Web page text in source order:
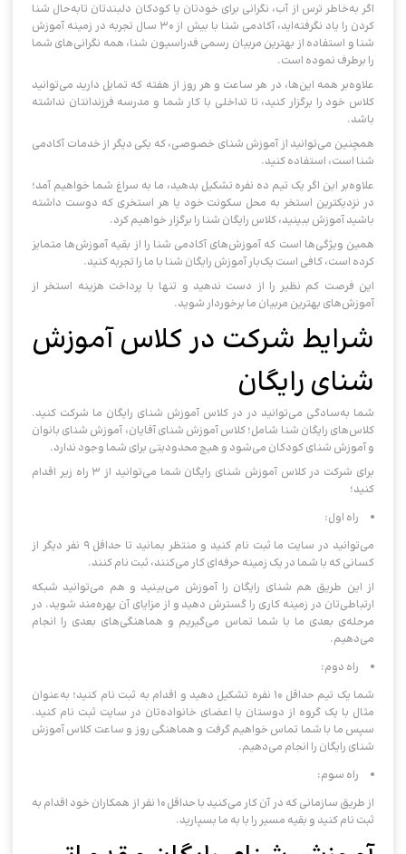
اگر به‌خاطر ترس از آب، نگرانی برای خودتان یا کودکان دلبندتان تا‌به‌حال شنا
کردن را یاد نگرفته‌اید، آکادمی شنا با بیش از ۳۰ سال تجربه در زمینه آموزش
شنا و استفاده از بهترین مربیان رسمی فدراسیون شنا، همه نگرانی‌های شما
را برطرف نموده است.
علاوه‌بر همه این‌ها، در هر ساعت و هر روز از هفته که تمایل دارید می‌توانید
کلاس خود را برگزار کنید، تا تداخلی با کار شما و مدرسه فرزندانتان نداشته
باشد.
همچنین می‌توانید از آموزش شنای خصوصی، که یکی دیگر از خدمات آکادمی
شنا است، استفاده کنید.
علاوه‌بر این اگر یک تیم ده نفره تشکیل بدهید، ما به سراغ شما خواهیم آمد؛
در نزدیکترین استخر به محل سکونت خود یا هر استخری که دوست داشته
باشید آموزش ببینید، کلاس رایگان شنا را برگزار خواهیم کرد.
همین ویژگی‌ها است که آموزش‌های آکادمی شنا را از بقیه آموزش‌ها متمایز
کرده است، کافی است یک‌بار آموزش رایگان شنا با ما را تجربه کنید.
این فرصت کم نظیر را از دست ندهید و تنها با پرداخت هزینه استخر از
آموزش‌های بهترین مربیان ما برخوردار شوید.
شرایط شرکت در کلاس آموزش
شنای رایگان
شما به‌سادگی می‌توانید در در کلاس آموزش شنای رایگان ما شرکت کنید.
کلاس‌های رایگان شنا شامل؛ کلاس آموزش شنای آقایان، آموزش شنای بانوان
و آموزش شنای کودکان می‌شود و هیچ محدودیتی برای شما وجود ندارد.
برای شرکت در کلاس آموزش شنای رایگان شما می‌توانید از ۳ راه زیر اقدام
کنید؛
راه اول:
می‌توانید در سایت ما ثبت نام کنید و منتظر بمانید تا حداقل ۹ نفر دیگر از
کسانی که با شما در یک زمینه حرفه‌ای کار می‌کنند، ثبت نام کنند.
از این طریق هم شنای رایگان را آموزش می‌بینید و هم می‌توانید شبکه
ارتباطی‌تان در زمینه کاری را گسترش دهید و از مزایای آن بهره‌مند شوید. در
مرحله‌ی بعدی ما با شما تماس می‌گیریم و هماهنگی‌های بعدی را انجام
می‌دهیم.
راه دوم:
شما یک تیم حداقل ۱۰ نفره تشکیل دهید و اقدام به ثبت نام کنید؛ به‌عنوان
مثال با یک گروه از دوستان یا اعضای خانواده‌تان در سایت ثبت نام کنید.
سپس ما با شما تماس خواهیم گرفت و هماهنگی روز و ساعت کلاس آموزش
شنای رایگان را انجام می‌دهیم.
راه سوم:
از طریق سازمانی که در آن کار می‌کنید با حداقل ۱۰ نفر از همکاران خود اقدام به
ثبت نام کنید و بقیه مسیر را با به ما بسپارید.